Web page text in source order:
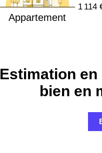
Appartement
1 114
Estimation
bien en